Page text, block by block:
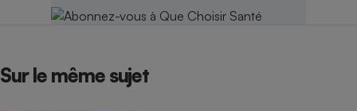
Sur le même sujet